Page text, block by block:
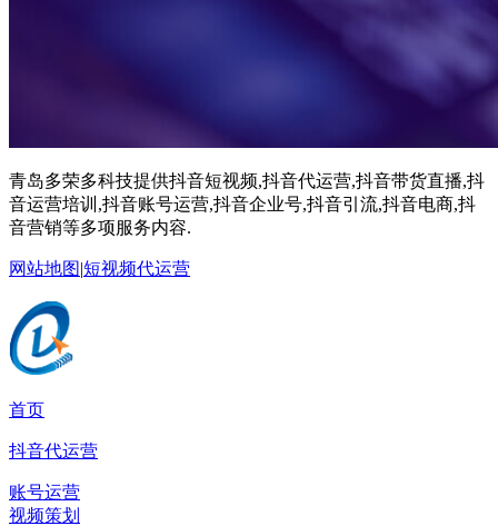
青岛多荣多科技提供抖音短视频,抖音代运营,抖音带货直播,抖
音运营培训,抖音账号运营,抖音企业号,抖音引流,抖音电商,抖
音营销等多项服务内容.
网站地图|短视频代运营
首页
抖音代运营
账号运营
视频策划